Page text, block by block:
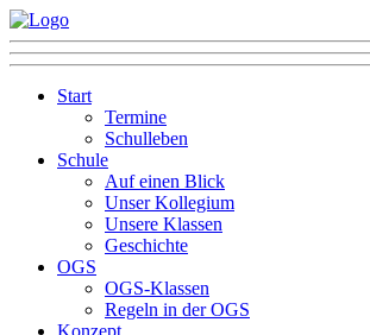
Start
Termine
Schulleben
Schule
Auf einen Blick
Unser Kollegium
Unsere Klassen
Geschichte
OGS
OGS-Klassen
Regeln in der OGS
Konzept